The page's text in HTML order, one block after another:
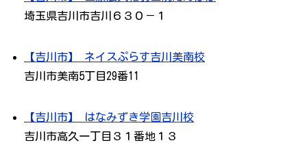
埼玉県吉川市吉川６３０－１
【吉川市】 ネイスぷらす吉川美南校
吉川市美南5丁目29番11
【吉川市】 はなみずき学園吉川校
吉川市高久一丁目３１番地１３